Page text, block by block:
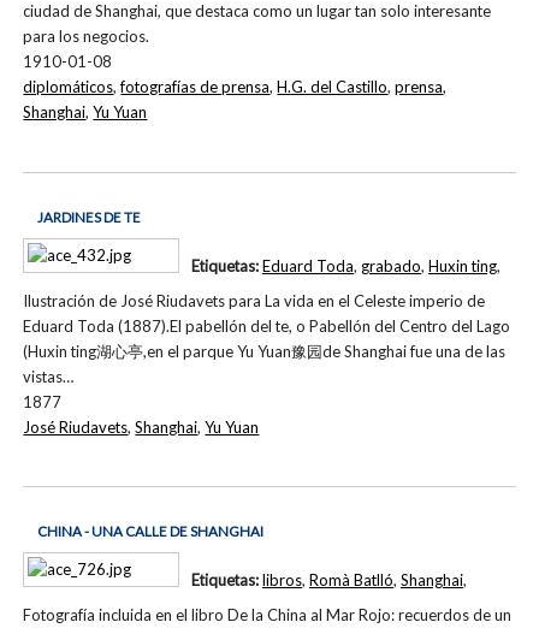
ciudad de Shanghai, que destaca como un lugar tan solo interesante
para los negocios.
1910-01-08
diplomáticos,fotografías de prensa,H.G. del Castillo,prensa,
Shanghai,Yu Yuan
JARDINES DE TE
Ilustración de José Riudavets para La vida en el Celeste imperio de
Eduard Toda (1887).El pabellón del te, o Pabellón del Centro del Lago
(Huxin ting湖心亭,en el parque Yu Yuan豫园de Shanghai fue una de las
vistas…
1877
Etiquetas:Eduard Toda, grabado, Huxin ting,
José Riudavets,Shanghai,Yu Yuan
CHINA - UNA CALLE DE SHANGHAI
Fotografía incluida en el libro De la China al Mar Rojo: recuerdos de un
Etiquetas:libros, Romà Batlló, Shanghai,